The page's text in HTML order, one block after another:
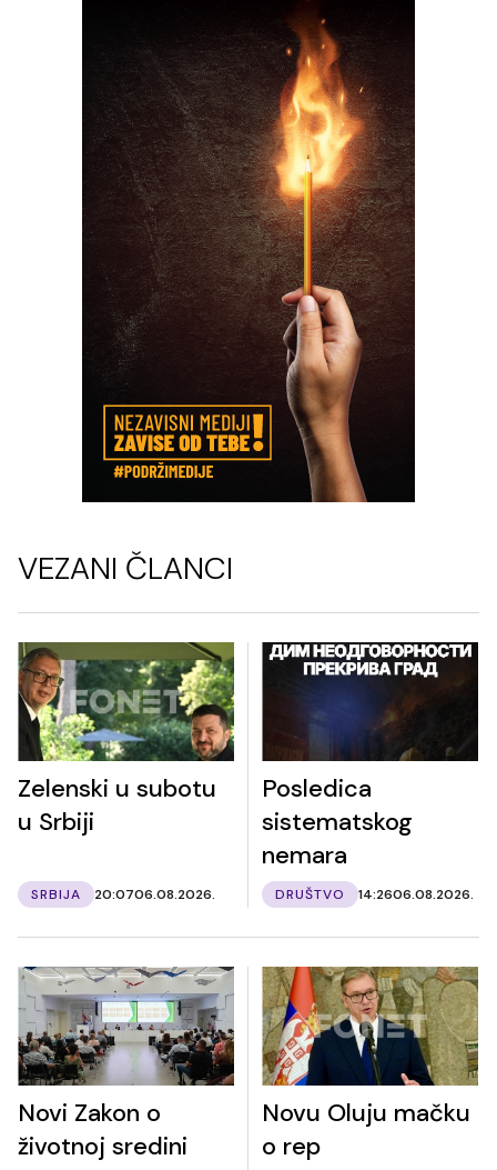
VEZANI ČLANCI
Zelenski u subotu
u Srbiji
SRBIJA 20:0706.08.2026.
Posledica
sistematskog
nemara
DRUŠTVO 14:2606.08.2026.
Novi Zakon o
životnoj sredini
Novu Oluju mačku
o rep